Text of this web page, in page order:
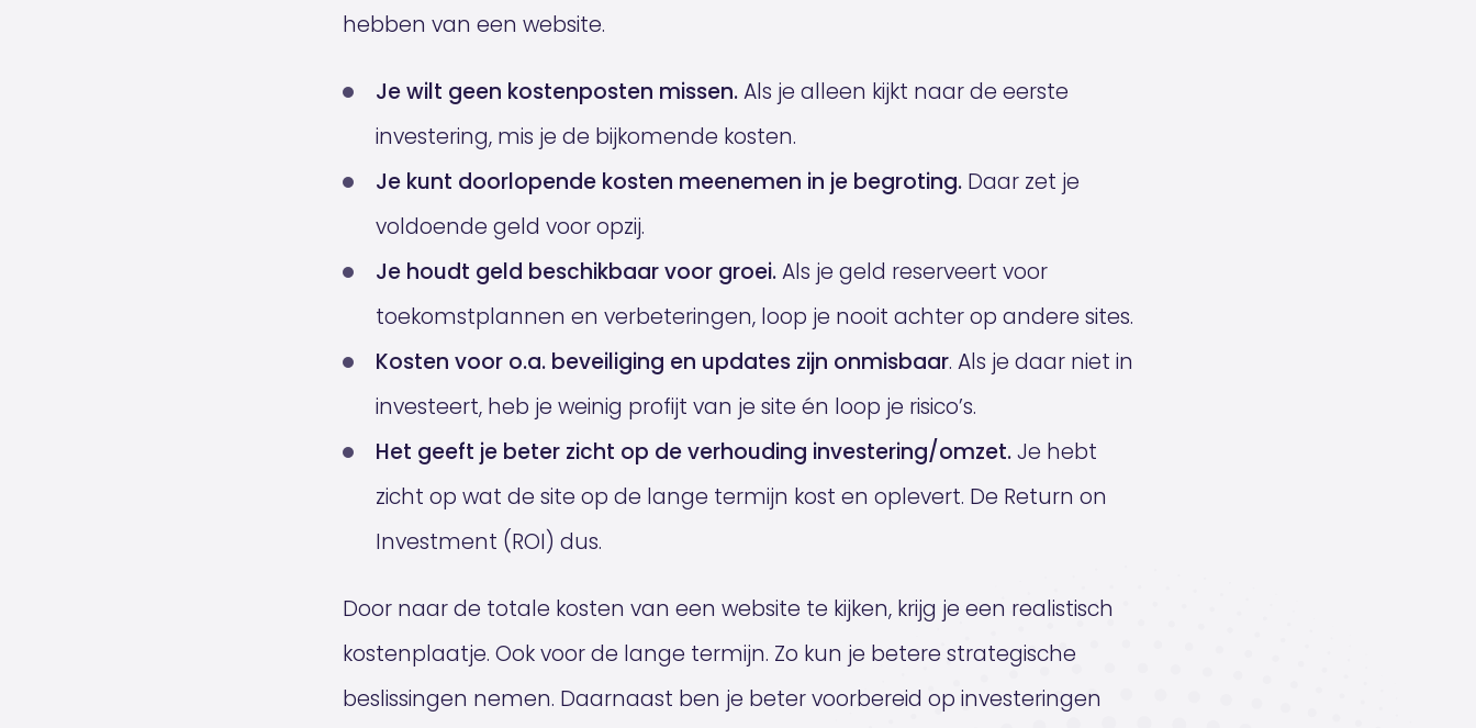
hebben van een website.
Je wilt geen kostenposten missen.Als je alleen kijkt naar de eerste
investering, mis je de bijkomende kosten.
Je kunt doorlopende kosten meenemen in je begroting. Daar zet je
voldoende geld voor opzij.
Je houdt geld beschikbaar voor groei.Als je geld reserveert voor
toekomstplannen en verbeteringen, loop je nooit achter op andere sites.
Kosten voor o.a. beveiliging en updates zijn onmisbaar. Als je daar niet in
investeert, heb je weinig profijt van je site én loop je risico’s.
Het geeft je beter zicht op de verhouding investering/omzet.Je hebt
zicht op wat de site op de lange termijn kost en oplevert. De Return on
Investment (ROI) dus.
Door naar de totale kosten van een website te kijken, krijg je een realistisch
kostenplaatje. Ook voor de lange termijn. Zo kun je betere strategische
beslissingen nemen. Daarnaast ben je beter voorbereid op investeringen